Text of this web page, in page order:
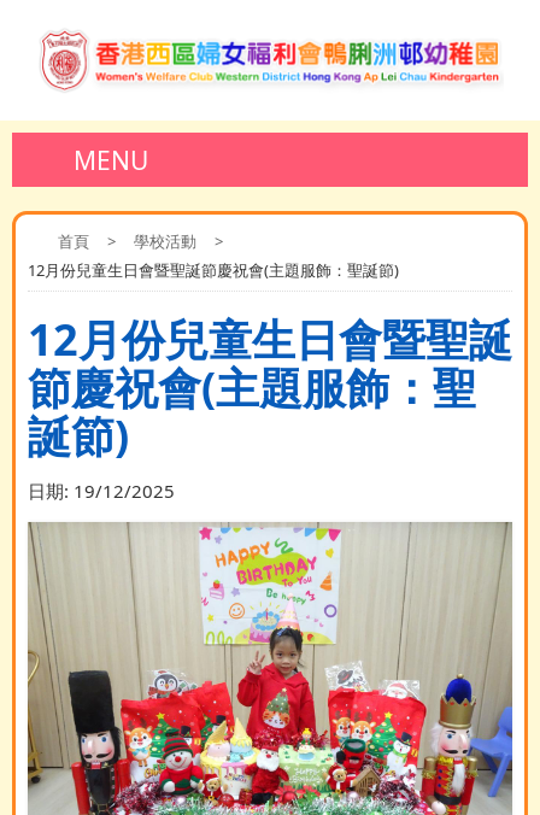
MENU
首頁 > 學校活動
>
12月份兒童生日會暨聖誕節慶祝會(主題服飾：聖誕節)
12月份兒童生日會暨聖誕
節慶祝會(主題服飾：聖
誕節)
日期: 19/12/2025